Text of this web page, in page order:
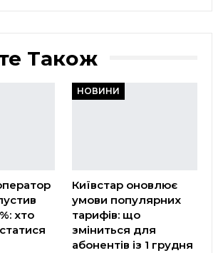
Також
хто
НОВИНИ
Київстар оновлює
умови популярних
тарифів: що
зміниться для
абонентів із 1 грудня